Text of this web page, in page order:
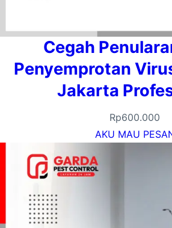
Cegah
Penyemprotan
Jakarta
Rp600.000
AKU MAU